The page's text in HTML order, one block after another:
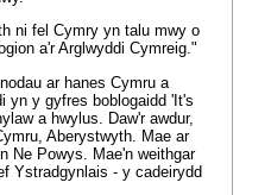
ni fel Cymry yn talu mwy o
a'r Arglwyddi Cymreig."
ar hanes Cymru a
yn y gyfres boblogaidd 'It's
a hwylus. Daw'r awdur,
Aberystwyth. Mae ar
Ne Powys. Mae'n weithgar
Ystradgynlais - y cadeirydd